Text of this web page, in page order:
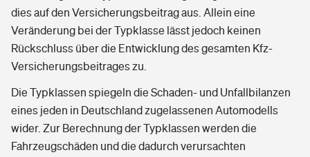
dies auf den Versicherungsbeitrag aus. Allein eine
Veränderung bei der Typklasse lässt jedoch keinen
Rückschluss über die Entwicklung des gesamten Kfz-
Versicherungsbeitrages zu.
Die Typklassen spiegeln die Schaden- und Unfallbilanzen
eines jeden in Deutschland zugelassenen Automodells
wider. Zur Berechnung der Typklassen werden die
Fahrzeugschäden und die dadurch verursachten